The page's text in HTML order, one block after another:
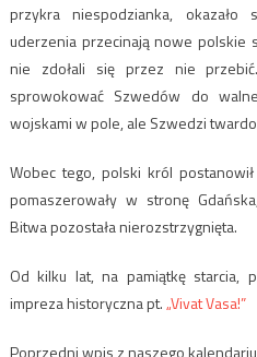
przykra niespodzianka,
uderzenia przecinają nowe polskie
nie zdołali się przez nie
sprowokować Szwedów do
wojskami w pole, ale Szwedzi
Wobec tego, polski król
pomaszerowały w stronę
Bitwa pozostała nierozstrzygnięta.
Od kilku lat, na pamiątkę starcia,
impreza historyczna pt.„Vivat Vasa!”
Poprzedni wpis z naszego